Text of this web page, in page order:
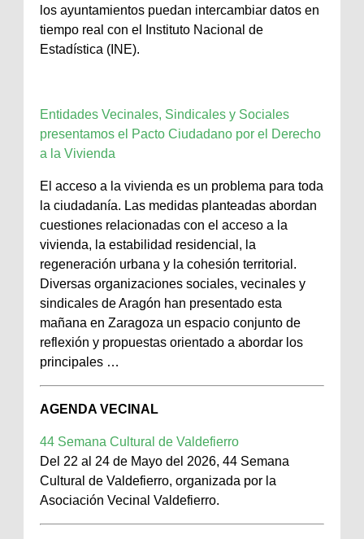
los ayuntamientos puedan intercambiar datos en
tiempo real con el Instituto Nacional de
Estadística (INE).
Entidades Vecinales, Sindicales y Sociales
presentamos el Pacto Ciudadano por el Derecho
a la Vivienda
El acceso a la vivienda es un problema para toda
la ciudadanía. Las medidas planteadas abordan
cuestiones relacionadas con el acceso a la
vivienda, la estabilidad residencial, la
regeneración urbana y la cohesión territorial.
Diversas organizaciones sociales, vecinales y
sindicales de Aragón han presentado esta
mañana en Zaragoza un espacio conjunto de
reflexión y propuestas orientado a abordar los
principales …
AGENDA VECINAL
44 Semana Cultural de Valdefierro
Del 22 al 24 de Mayo del 2026, 44 Semana
Cultural de Valdefierro, organizada por la
Asociación Vecinal Valdefierro.